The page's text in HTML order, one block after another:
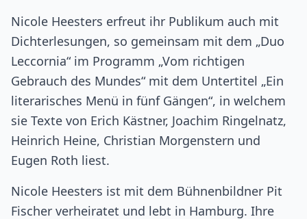
Nicole Heesters erfreut ihr Publikum auch mit
Dichterlesungen, so gemeinsam mit dem „Duo
Leccornia“ im Programm „Vom richtigen
Gebrauch des Mundes“ mit dem Untertitel „Ein
literarisches Menü in fünf Gängen“, in welchem
sie Texte von Erich Kästner, Joachim Ringelnatz,
Heinrich Heine, Christian Morgenstern und
Eugen Roth liest.
Nicole Heesters ist mit dem Bühnenbildner Pit
Fischer verheiratet und lebt in Hamburg. Ihre